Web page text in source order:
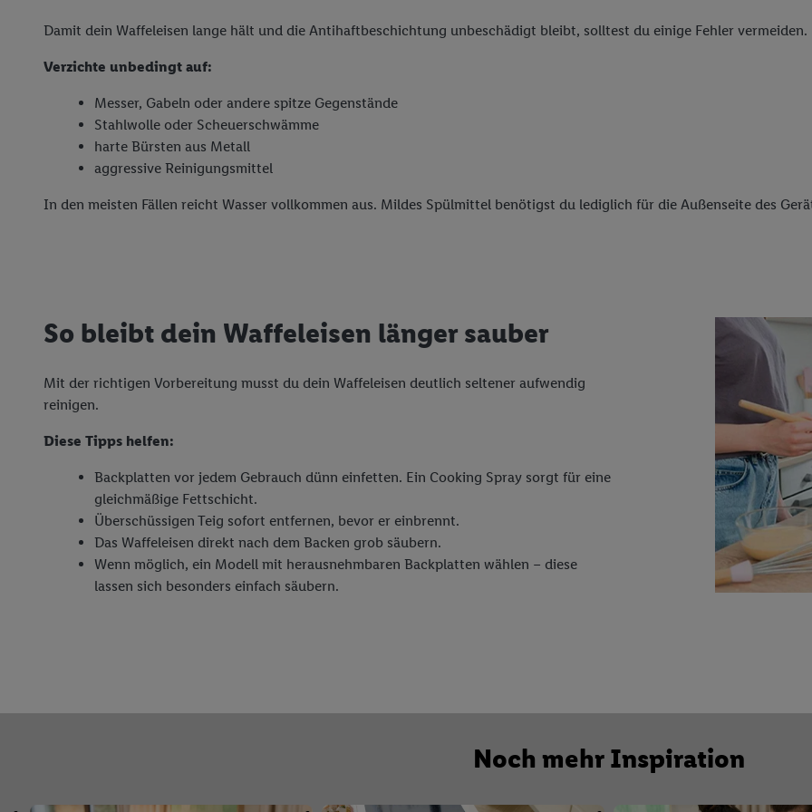
Damit dein Waffeleisen lange hält und die Antihaftbeschichtung unbeschädigt bleibt, solltest du einige Fehler vermeiden.
Verzichte unbedingt auf:
Messer, Gabeln oder andere spitze Gegenstände
Stahlwolle oder Scheuerschwämme
harte Bürsten aus Metall
aggressive Reinigungsmittel
In den meisten Fällen reicht Wasser vollkommen aus. Mildes Spülmittel benötigst du lediglich für die Außenseite des
So bleibt dein Waffeleisen länger sauber
Mit der richtigen Vorbereitung musst du dein Waffeleisen deutlich seltener aufwendig
reinigen.
Diese Tipps helfen:
Backplatten vor jedem Gebrauch dünn einfetten. Ein Cooking Spray sorgt für eine
gleichmäßige Fettschicht.
Überschüssigen Teig sofort entfernen, bevor er einbrennt.
Das Waffeleisen direkt nach dem Backen grob säubern.
Wenn möglich, ein Modell mit herausnehmbaren Backplatten wählen – diese
lassen sich besonders einfach säubern.
Noch mehr Inspiration